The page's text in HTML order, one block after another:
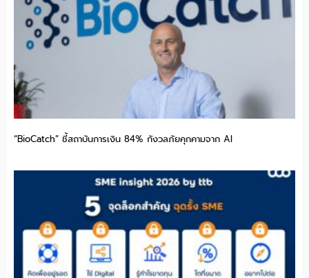
“BioCatch” ชี้สถาบันการเงิน 84% กังวลภัยคุกคามจาก AI